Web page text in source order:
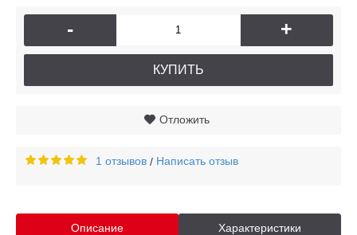
- +
КУПИТЬ
Отложить
1 отзывов / Написать отзыв
Описание Характеристики